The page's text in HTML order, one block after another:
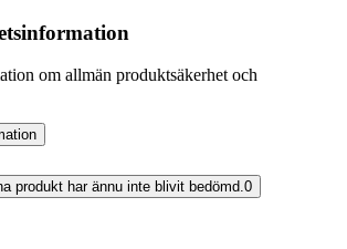
om allmän produktsäkerhet och
produkt har ännu inte blivit bedömd.0